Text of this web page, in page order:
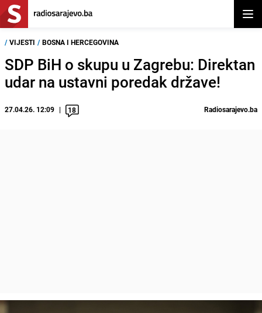
/ VIJESTI / BOSNA I HERCEGOVINA
SDP BiH o skupu u Zagrebu: Direktan
udar na ustavni poredak države!
27.04.26. 12:09 18 Radiosarajevo.ba